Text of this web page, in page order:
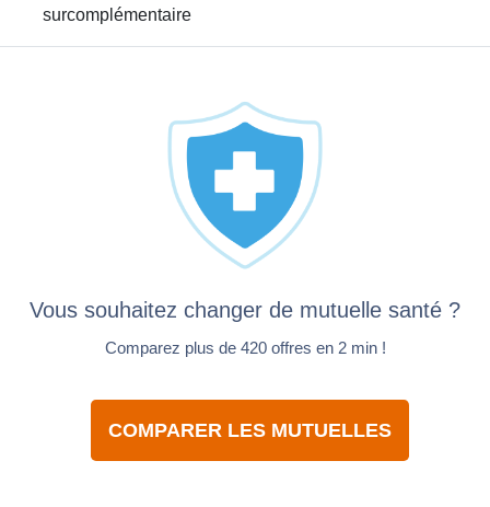
surcomplémentaire
Vous souhaitez changer de mutuelle santé ?
Comparez plus de 420 offres en 2 min !
COMPARER LES MUTUELLES